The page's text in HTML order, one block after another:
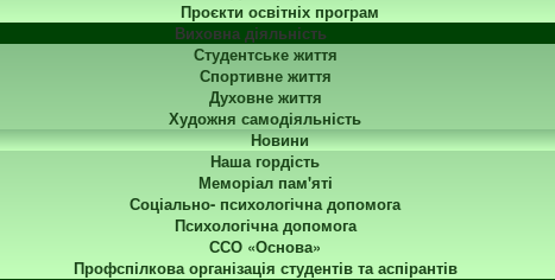
Проєкти освітніх програм
Виховна діяльність
Студентське життя
Спортивне життя
Духовне життя
Художня самодіяльність
Новини
Наша гордість
Меморіал пам'яті
Соціально- психологічна допомога
Психологічна допомога
ССО «Основа»
Профспілкова організація студентів та аспірантів